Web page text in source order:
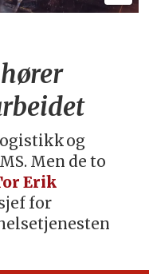
og
Men de to
Erik
for